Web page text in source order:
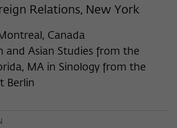
Relations, New York
Canada
and Asian Studies from the
MA in Sinology from the
Berlin
zu Berlin
Monate
über eine Besucher-ID
Informationen anzeigen
unserer Webseite externe Inhalte, um